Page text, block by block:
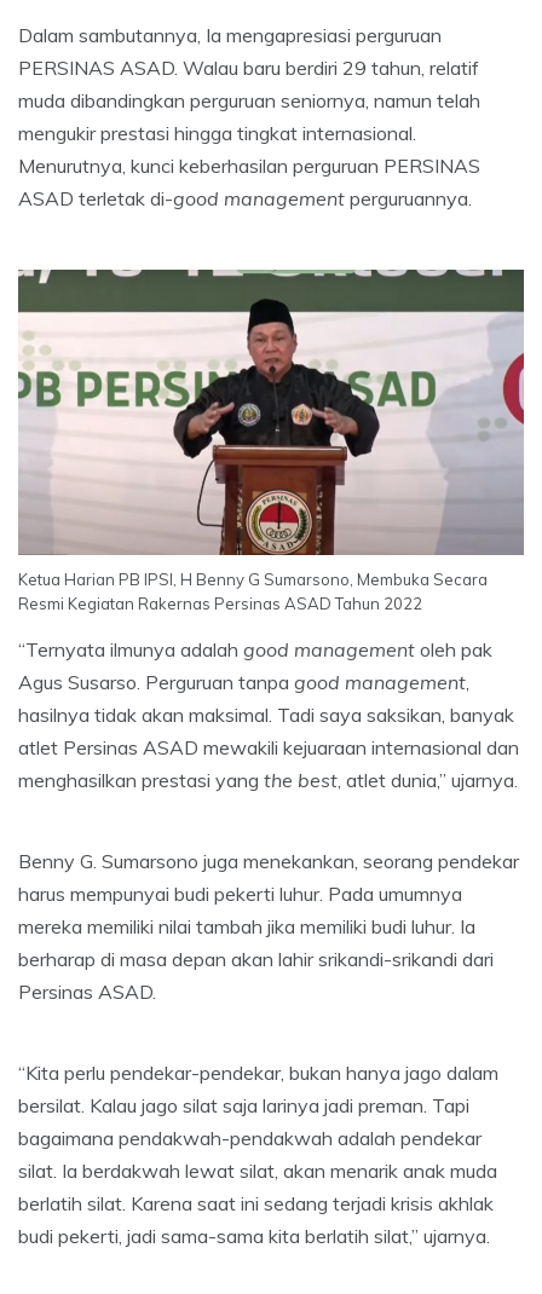
Dalam sambutannya, Ia mengapresiasi perguruan
PERSINAS ASAD. Walau baru berdiri 29 tahun, relatif
muda dibandingkan perguruan seniornya, namun telah
mengukir prestasi hingga tingkat internasional.
Menurutnya, kunci keberhasilan perguruan PERSINAS
ASAD terletak di-good management perguruannya.
Ketua Harian PB IPSI, H Benny G Sumarsono, Membuka Secara
Resmi Kegiatan Rakernas Persinas ASAD Tahun 2022
“Ternyata ilmunya adalah good management oleh pak
Agus Susarso. Perguruan tanpa good management
hasilnya tidak akan maksimal. Tadi saya saksikan, banyak
atlet Persinas ASAD mewakili kejuaraan internasional dan
menghasilkan prestasi yang the best , atlet dunia,” ujarnya.
Benny G. Sumarsono juga menekankan, seorang pendekar
harus mempunyai budi pekerti luhur. Pada umumnya
mereka memiliki nilai tambah jika memiliki budi luhur. Ia
berharap di masa depan akan lahir srikandi-srikandi dari
Persinas ASAD.
“Kita perlu pendekar-pendekar, bukan hanya jago dalam
bersilat. Kalau jago silat saja larinya jadi preman. Tapi
bagaimana pendakwah-pendakwah adalah pendekar
silat. Ia berdakwah lewat silat, akan menarik anak muda
berlatih silat. Karena saat ini sedang terjadi krisis akhlak
budi pekerti, jadi sama-sama kita berlatih silat,” ujarnya.